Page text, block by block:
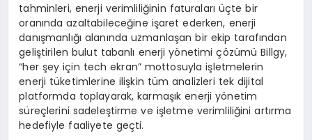
tahminleri, enerji verimliliğinin faturaları üçte bir
oranında azaltabileceğine işaret ederken, enerji
danışmanlığı alanında uzmanlaşan bir ekip tarafından
geliştirilen bulut tabanlı enerji yönetimi çözümü Billgy,
“her şey için tech ekran” mottosuyla işletmelerin
enerji tüketimlerine ilişkin tüm analizleri tek dijital
platformda toplayarak, karmaşık enerji yönetim
süreçlerini sadeleştirme ve işletme verimliliğini artırma
hedefiyle faaliyete geçti.